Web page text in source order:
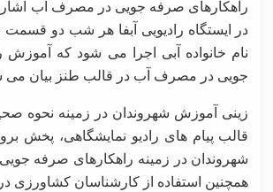
راهکارهای صرفه جویی در مصرف آب اشاره
در ایستگاه رادیویی آبفا هر شب دو قسمت
نام خانواده آبی اجرا می شود که آموزش
جویی در مصرف آب در قالب طنز بیان می
زینی آموزش شهروندان در زمینه نحوه
قالب پیام های رادیو نمایشگاهی، پخش
شهروندان در زمینه راهکارهای صرفه
همچنین استفاده از کارشناسان کشاورزی